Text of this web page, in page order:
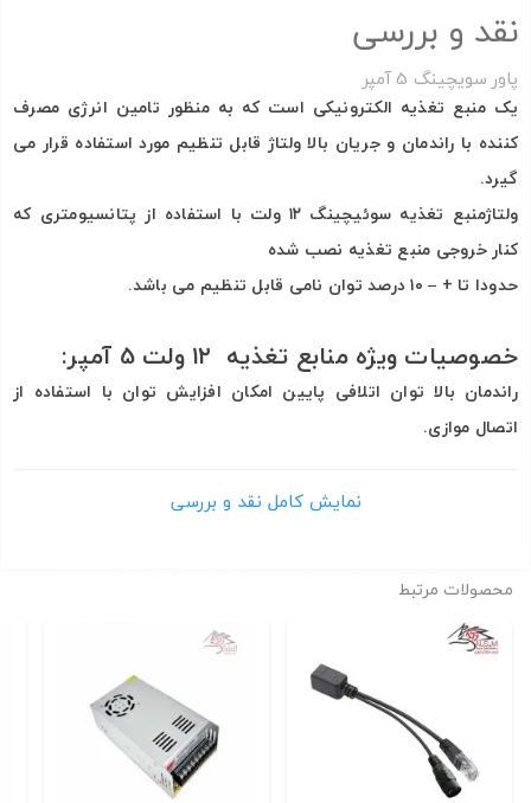
نقد و بررسی
پاور سویچینگ 5 آمپر
یک منبع تغذیه الکترونیکی است که به منظور تامین انرژی مصرف
کننده با راندمان و جریان بالا ولتاژ قابل تنظیم مورد استفاده قرار می
گیرد.
ولتاژمنبع تغذیه سوئیچینگ ۱۲ ولت با استفاده از پتانسیومتری که
کنار خروجی منبع تغذیه نصب شده
حدودا تا + – ۱۰ درصد توان نامی قابل تنظیم می باشد.
خصوصیات ویژه منابع تغذیه :
راندمان بالا توان اتلافی پایین امکان افزایش توان با استفاده از
اتصال موازی.
آداپتورهای ترانسفورماتوری از دیگر مزیت های آنها محسوب می شود.
برای چندین ساعت متوالی دارید،
۸۰% از جریان نامی را به عنوان جریان خروجی در نظر بگیرید.
نمایش کامل نقد و بررسی
محصولات مرتبط
ارسال به ایمیل
ارسال
به من از طریق پیامک اطلاع بده